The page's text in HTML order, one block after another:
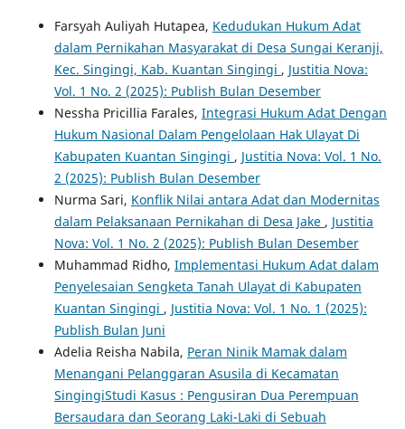
Farsyah Auliyah Hutapea, Kedudukan Hukum Adat
dalam Pernikahan Masyarakat di Desa Sungai Keranji,
Kec. Singingi, Kab. Kuantan Singingi , Justitia Nova:
Vol. 1 No. 2 (2025): Publish Bulan Desember
Nessha Pricillia Farales, Integrasi Hukum Adat Dengan
Hukum Nasional Dalam Pengelolaan Hak Ulayat Di
Kabupaten Kuantan Singingi , Justitia Nova: Vol. 1 No.
2 (2025): Publish Bulan Desember
Nurma Sari, Konflik Nilai antara Adat dan Modernitas
dalam Pelaksanaan Pernikahan di Desa Jake , Justitia
Nova: Vol. 1 No. 2 (2025): Publish Bulan Desember
Muhammad Ridho, Implementasi Hukum Adat dalam
Penyelesaian Sengketa Tanah Ulayat di Kabupaten
Kuantan Singingi , Justitia Nova: Vol. 1 No. 1 (2025):
Publish Bulan Juni
Adelia Reisha Nabila, Peran Ninik Mamak dalam
Menangani Pelanggaran Asusila di Kecamatan
SingingiStudi Kasus : Pengusiran Dua Perempuan
Bersaudara dan Seorang Laki-Laki di Sebuah